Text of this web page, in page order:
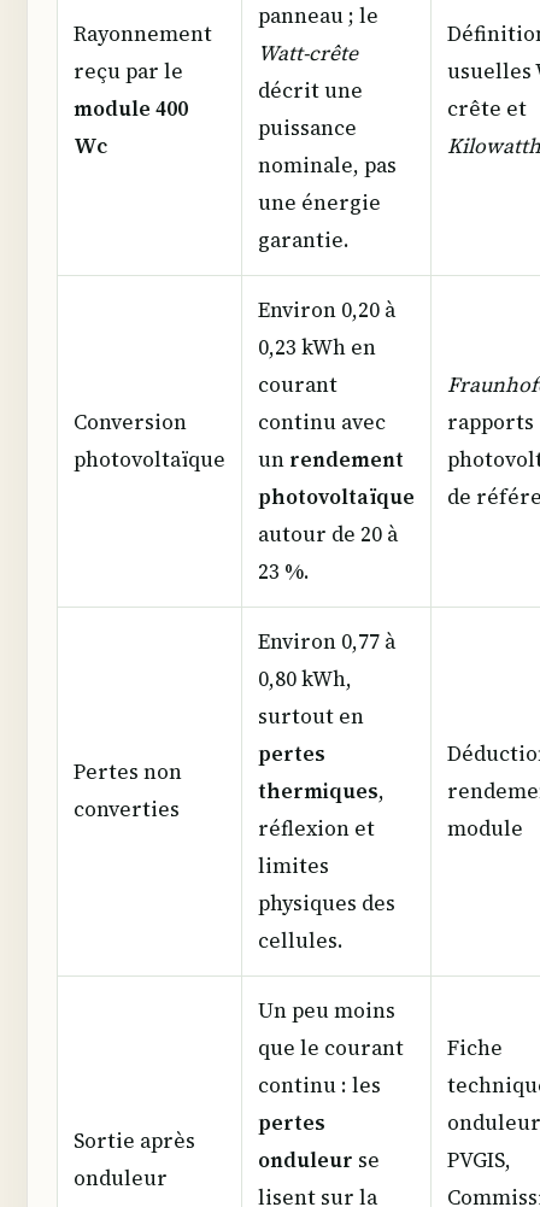
Rayonnement
reçu par le
module 400
Wc
panneau ; le
Watt-crête
décrit une
puissance
nominale, pas
une énergie
garantie.
usuelles
crête et
Conversion
photovoltaïque
Environ 0,20 à
0,23 kWh en
courant
continu avec
un rendement
photovoltaïque
autour de 20 à
23 %.
rapports
de
Pertes non
converties
Environ 0,77 à
0,80 kWh,
surtout en
pertes
thermiques,
réflexion et
limites
physiques des
cellules.
module
Sortie après
onduleur
Un peu moins
que le courant
continu : les
pertes
onduleur se
lisent sur la
Fiche
PVGIS,